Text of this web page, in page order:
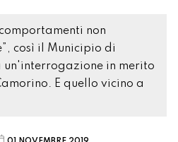
non
così il Municipio di
un'interrogazione in merito
E quello vicino a